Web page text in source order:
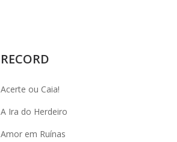
RECORD
Acerte ou Caia!
A Ira do Herdeiro
Amor em Ruínas